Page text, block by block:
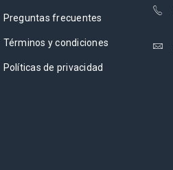
Preguntas frecuentes
Términos y condiciones
Políticas de privacidad